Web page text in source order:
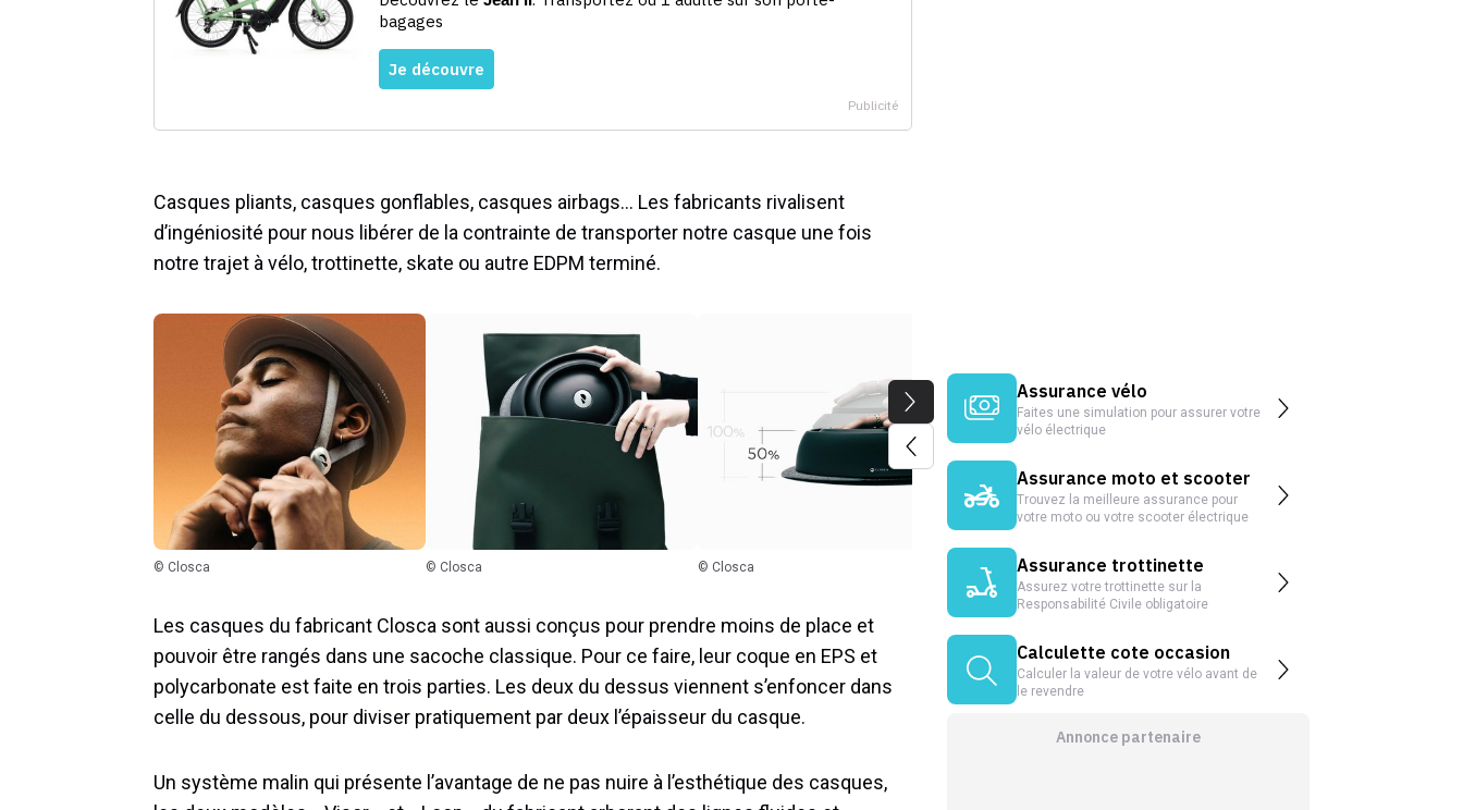
Casques pliants, casques gonflables, casques airbags… Les fabricants rivalisent
d’ingéniosité pour nous libérer de la contrainte de transporter notre casque une fois
notre trajet à vélo, trottinette, skate ou autre EDPM terminé.
© Closca © Closca © Closca
Les casques du fabricant Closca sont aussi conçus pour prendre moins de place et
pouvoir être rangés dans une sacoche classique. Pour ce faire, leur coque en EPS et
polycarbonate est faite en trois parties. Les deux du dessus viennent s’enfoncer dans
celle du dessous, pour diviser pratiquement par deux l’épaisseur du casque.
Un système malin qui présente l’avantage de ne pas nuire à l’esthétique des casques,
Assurance vélo
Faites une simulation pour assurer votre
vélo électrique
Assurance moto et scooter
Trouvez la meilleure assurance pour
votre moto ou votre scooter électrique
Assurance trottinette
Assurez votre trottinette sur la
Responsabilité Civile obligatoire
Calculette cote occasion
Calculer la valeur de votre vélo avant de
le revendre
Annonce partenaire